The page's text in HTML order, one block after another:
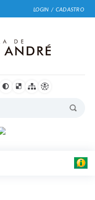
LOGIN / CADASTRO